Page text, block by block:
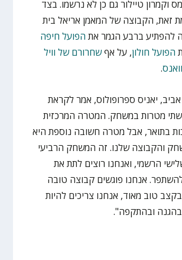
וקמרון טיילור גם כן לא נרשמו. בצד
זאת, הקבוצה של המאמן אריאל בית
להפתיע ברבע הגמר את הפועל חיפה
הפועל חולון, על אףשחרורם של וויל
.
יאניס ספרופולוס, אמר לקראת
שתי מטרות במשחק. המטרה המרכזית
בתואר, אבל מטרה חשובה נוספת היא
והקבוצה שלנו. זה המשחק הרביעי
הרשמי, ואנחנו רוצים לתת את
אנחנו פוגשים קבוצה טובה
טוב מאוד, אנחנו צריכים להיות
בהגנה ובהתקפה".